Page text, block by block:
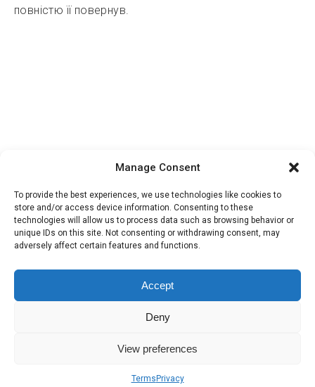
Manage Consent
To provide the best experiences, we use technologies like cookies to
store and/or access device information. Consenting to these
technologies will allow us to process data such as browsing behavior or
unique IDs on this site. Not consenting or withdrawing consent, may
adversely affect certain features and functions.
Accept
Deny
View preferences
Terms Privacy
повністю її повернув.
Sobre nosotros Términos